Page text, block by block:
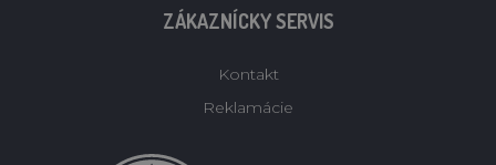
ZÁKAZNÍCKY SERVIS
Kontakt
Reklamácie